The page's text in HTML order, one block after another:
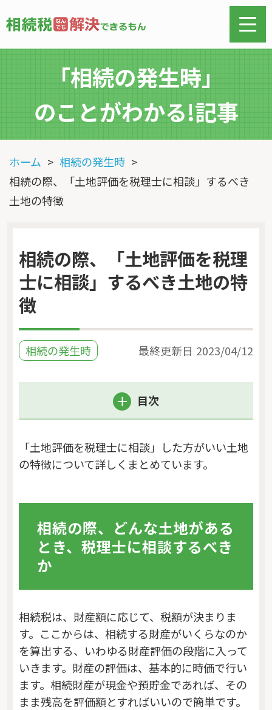
「相続の発生時」
のことがわかる!記事
ホーム
相続の発生時
相続の際、「土地評価を税理士に相談」するべき
土地の特徴
相続の際、「土地評価を税理
士に相談」するべき土地の特
徴
相続の発生時 最終更新日 2023/04/12
目次
「土地評価を税理士に相談」した方がいい土地
の特徴について詳しくまとめています。
相続の際、どんな土地がある
とき、税理士に相談するべき
か
相続税は、財産額に応じて、税額が決まりま
す。ここからは、相続する財産がいくらなのか
を算出する、いわゆる財産評価の段階に入って
いきます。財産の評価は、基本的に時価で行い
ます。相続財産が現金や預貯金であれば、その
まま残高を評価額とすればいいので簡単です。